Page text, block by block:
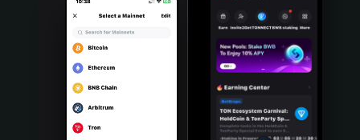
Português (Portugal)
Bahasa Indonesia